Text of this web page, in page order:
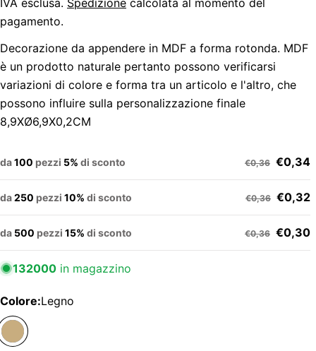
pagamento.
Decorazione da appendere in MDF a forma rotonda. MDF
è un prodotto naturale pertanto possono verificarsi
variazioni di colore e forma tra un articolo e l'altro, che
possono influire sulla personalizzazione finale
8,9XØ6,9X0,2CM
da100 pezzi 5% di sconto €0,36 €0,34
da250 pezzi 10% di sconto €0,36 €0,32
da 500 pezzi 15% di sconto €0,36 €0,30
132000 in magazzino
Colore:Legno